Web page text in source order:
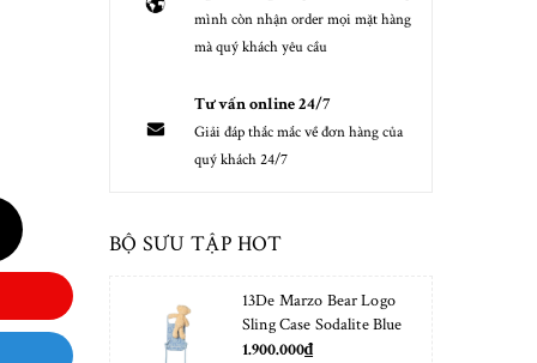
mình còn nhận order mọi mặt hàng
mà quý khách yêu cầu
Tư vấn online 24/7
Giải đáp thắc mắc về đơn hàng của
quý khách 24/7
BỘ SƯU TẬP HOT
13De Marzo Bear Logo
Sling Case Sodalite Blue
1.900.000₫